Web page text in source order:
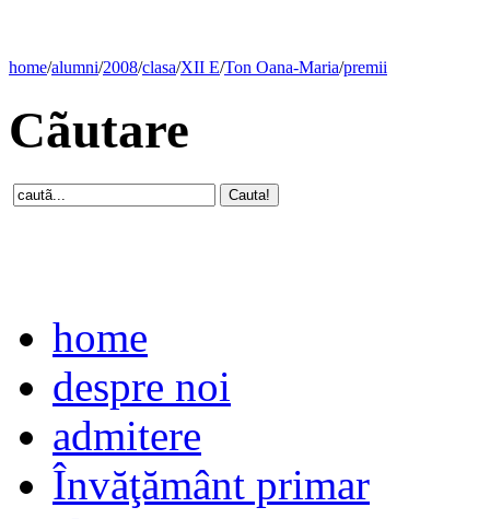
home/alumni/2008/clasa/XII E/Ton Oana-Maria/premii
Cãutare
home
despre noi
admitere
Învăţământ primar